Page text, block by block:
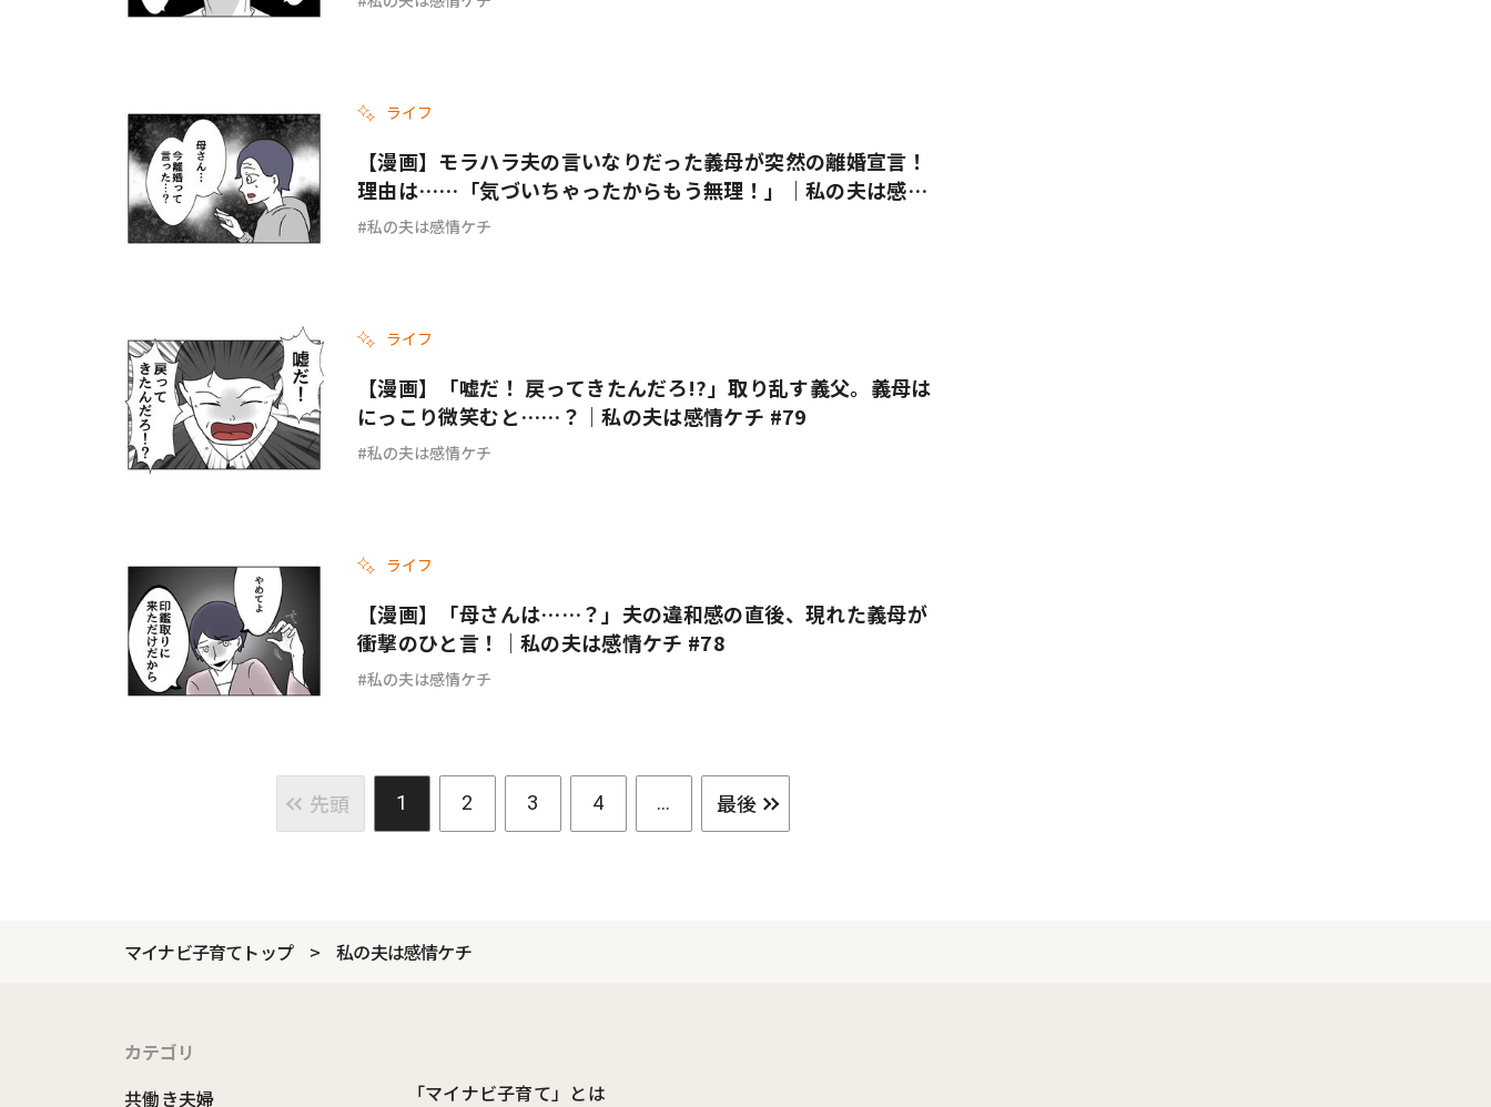
ライフ
【漫画】モラハラ夫の言いなりだった義母が突然の離婚宣言！
理由は……「気づいちゃったからもう無理！」｜私の夫は感情
ケチ #80
私の夫は感情ケチ
ライフ
【漫画】「嘘だ！ 戻ってきたんだろ!?」取り乱す義父。義母は
にっこり微笑むと……？｜私の夫は感情ケチ #79
私の夫は感情ケチ
ライフ
【漫画】「母さんは……？」夫の違和感の直後、現れた義母が
衝撃のひと言！｜私の夫は感情ケチ #78
私の夫は感情ケチ
先頭 1 2 3 4 ... 最後
マイナビ子育てトップ 私の夫は感情ケチ
カテゴリ
共働き夫婦
「マイナビ子育て」とは